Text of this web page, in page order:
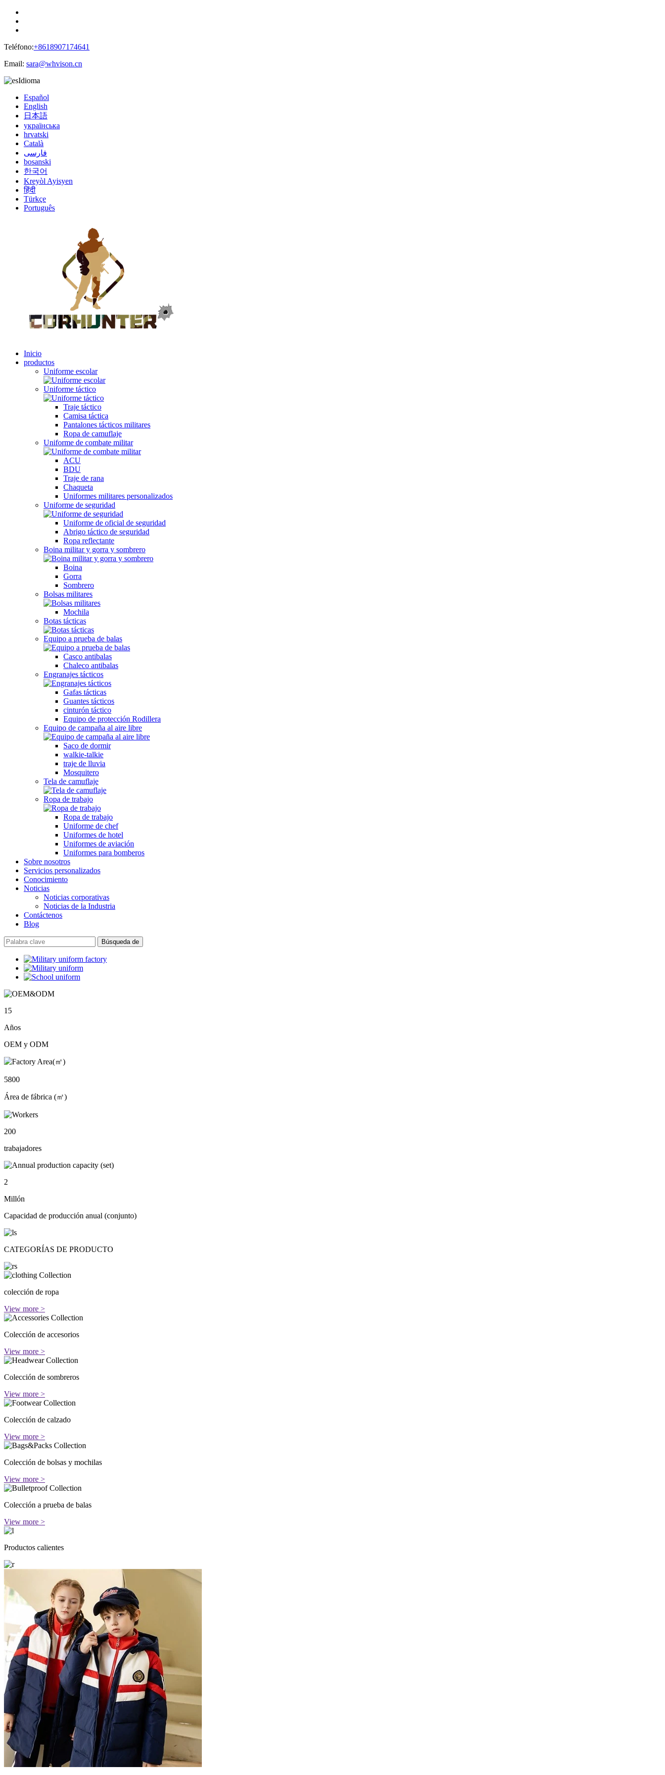
Teléfono:+8618907174641
Email: sara@whvison.cn
Idioma
Español
English
日本語
українська
hrvatski
Català
فارسی
bosanski
한국어
Kreyòl Ayisyen
हिंदी
Türkçe
Português
Inicio
productos
Uniforme escolar
Uniforme táctico
Traje táctico
Camisa táctica
Pantalones tácticos militares
Ropa de camuflaje
Uniforme de combate militar
ACU
BDU
Traje de rana
Chaqueta
Uniformes militares personalizados
Uniforme de seguridad
Uniforme de oficial de seguridad
Abrigo táctico de seguridad
Ropa reflectante
Boina militar y gorra y sombrero
Boina
Gorra
Sombrero
Bolsas militares
Mochila
Botas tácticas
Equipo a prueba de balas
Casco antibalas
Chaleco antibalas
Engranajes tácticos
Gafas tácticas
Guantes tácticos
cinturón táctico
Equipo de protección Rodillera
Equipo de campaña al aire libre
Saco de dormir
walkie-talkie
traje de lluvia
Mosquitero
Tela de camuflaje
Ropa de trabajo
Ropa de trabajo
Uniforme de chef
Uniformes de hotel
Uniformes de aviación
Uniformes para bomberos
Sobre nosotros
Servicios personalizados
Conocimiento
Noticias
Noticias corporativas
Noticias de la Industria
Contáctenos
Blog
15
Años
OEM y ODM
5800
Área de fábrica (㎡)
200
trabajadores
2
Millón
Capacidad de producción anual (conjunto)
CATEGORÍAS DE PRODUCTO
colección de ropa
View more >
Colección de accesorios
View more >
Colección de sombreros
View more >
Colección de calzado
View more >
Colección de bolsas y mochilas
View more >
Colección a prueba de balas
View more >
Productos calientes